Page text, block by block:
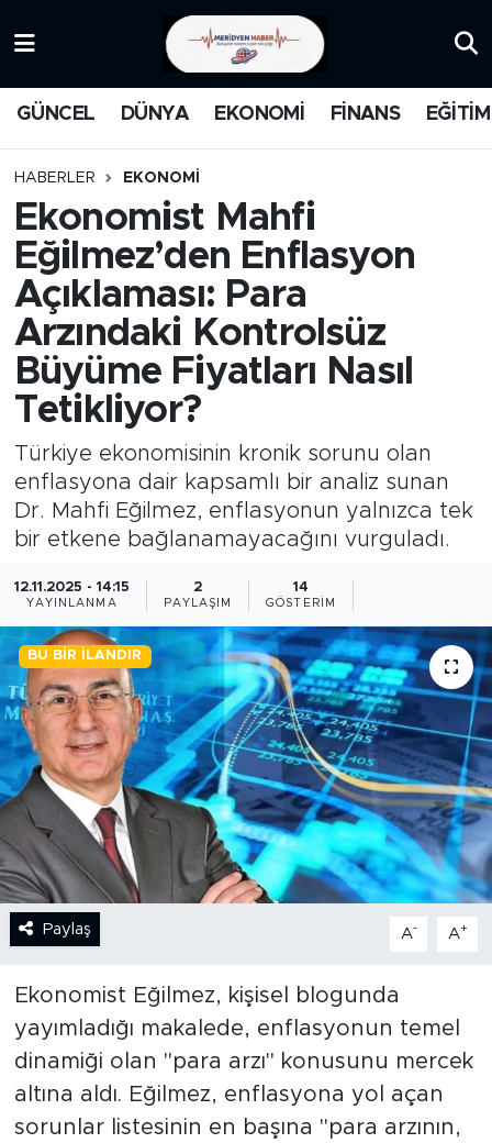
GÜNCEL DÜNYA EKONOMİ FİNANS EĞİTİM
HABERLER EKONOMİ
Ekonomist Mahfi
Eğilmez’den Enflasyon
Açıklaması: Para
Arzındaki Kontrolsüz
Büyüme Fiyatları Nasıl
Tetikliyor?
Türkiye ekonomisinin kronik sorunu olan
enflasyona dair kapsamlı bir analiz sunan
Dr. Mahfi Eğilmez, enflasyonun yalnızca tek
bir etkene bağlanamayacağını vurguladı.
12.11.2025 - 14:15
YAYINLANMA
2
PAYLAŞIM
14
GÖSTERIM
BU BIR İLANDIR
Paylaş A- A+
Ekonomist Eğilmez, kişisel blogunda
yayımladığı makalede, enflasyonun temel
dinamiği olan "para arzı" konusunu mercek
altına aldı. Eğilmez, enflasyona yol açan
sorunlar listesinin en başına "para arzının,
MEDYA
FİNANS
DÜNYA
GÜNCEL
KARİKATÜR
BİLİM-TEKNOLOJİ
RÖPÖRTAJ
ANALİZ
NOSTALJİ
KULİS
YAZARLAR
DİNİ
POLİTİKA
SPOR
KÜLTÜR SANAT
Trafik Durumu
Süper Lig Puan Durumu ve Fikstür
Tüm Manşetler
Son Dakika Haberleri
Haber Arşivi